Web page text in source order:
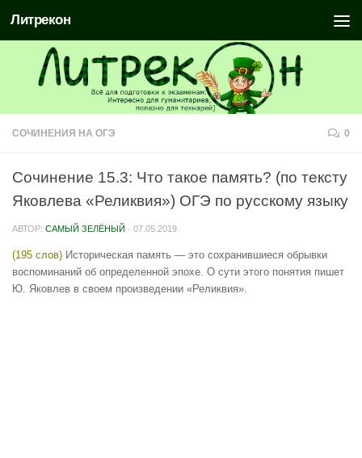
Литрекон
СОЧИНЕНИЯ НА ОГЭ 0
Сочинение 15.3: Что такое память? (по тексту
Яковлева «Реликвия») ОГЭ по русскому языку
АВТОР: САМЫЙ ЗЕЛЁНЫЙ · 07.05.2019
(195 слов) Историческая память — это сохранившиеся обрывки
воспоминаний об определенной эпохе. О сути этого понятия пишет
Ю. Яковлев в своем произведении «Реликвия».